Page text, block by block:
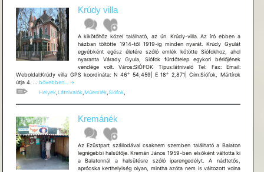
Krúdy villa
A kikötőhöz közel található, az ún. Krúdy-villa. Az író ebben a
házban töltötte 1914-től 1919-ig minden nyarát. Krúdy Gyulát
egyébként egész életére szóló emlék kötötte Siófokhoz, ahol
nyaranta Várady Gyula, Siófok fürdőtelep egykori bérlőjének
vendége volt. Város:SIÓFOK Típus:látnivaló Tel: Fax: Email:
Weboldal:Krúdy villa GPS koordináta: N 46° 54,459| E 18° 2,871| Cím:Siófok, Mártírok
útja 4. … Krúdy
villa
bővebben...
→
Helyek, Látnivalók, Műemlék, Siófok,
Kremánék
Az Ezüstpart szállodával csaknem szemben található a Balaton
legrégebbi halsütője. Kremán János 1959-ben elsőként váltotta ki
a Balatonnál a halsütésre szóló iparengedélyt. A nádtetős,
aprócska kerthelyiség olyan, mintha azóta nem is változott volna